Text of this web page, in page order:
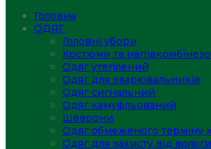
Головна
ОДЯГ
Головні убори
Костюми та
Одяг утеплений
Одяг для зварювальників
Одяг сигнальний
Одяг камуфльований
Шеврони
Одяг обмеженого терміну
Одяг для захисту від вологи